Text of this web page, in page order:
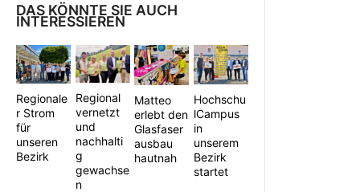
DAS KÖNNTE SIE AUCH
INTERESSIEREN
Regionale
r Strom
für
unseren
Bezirk
Regional
vernetzt
und
nachhalti
g
gewachse
n
Matteo
erlebt den
Glasfaser
ausbau
hautnah
Hochschu
lCampus
in
unserem
Bezirk
startet